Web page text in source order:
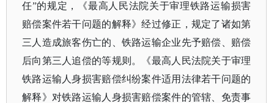
任”的规定，《最高人民法院关于审理铁路运输损害
赔偿案件若干问题的解释》经过修正，规定了诸如第
三人造成旅客伤亡的、铁路运输企业先予赔偿、赔偿
后向第三人追偿的等规则。《最高人民法院关于审理
铁路运输人身损害赔偿纠纷案件适用法律若干问题的
解释》对铁路运输人身损害赔偿案件的管辖、免责事